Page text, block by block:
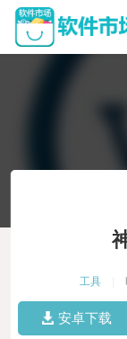
工具
安卓下载